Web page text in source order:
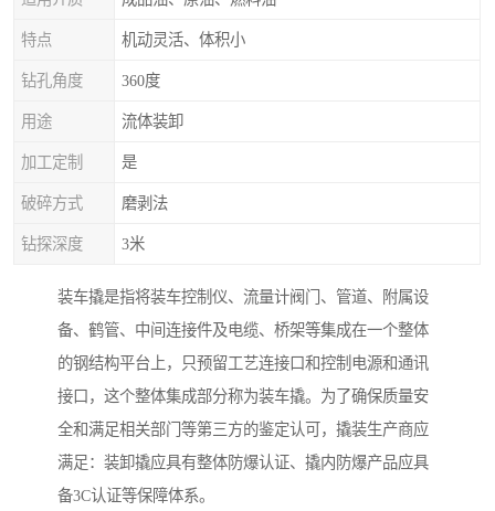
特点 机动灵活、体积小
钻孔角度 360度
用途 流体装卸
加工定制 是
破碎方式 磨剥法
钻探深度 3米
装车撬是指将装车控制仪、流量计阀门、管道、附属设
备、鹤管、中间连接件及电缆、桥架等集成在一个整体
的钢结构平台上，只预留工艺连接口和控制电源和通讯
接口，这个整体集成部分称为装车撬。为了确保质量安
全和满足相关部门等第三方的鉴定认可，撬装生产商应
满足：装卸撬应具有整体防爆认证、撬内防爆产品应具
备3C认证等保障体系。